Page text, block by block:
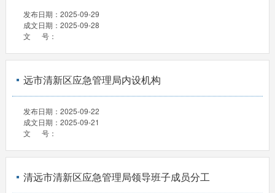
发布日期： 2025-09-29
成文日期： 2025-09-28
文 号：
远市清新区应急管理局内设机构
发布日期： 2025-09-22
成文日期： 2025-09-21
文 号：
清远市清新区应急管理局领导班子成员分工